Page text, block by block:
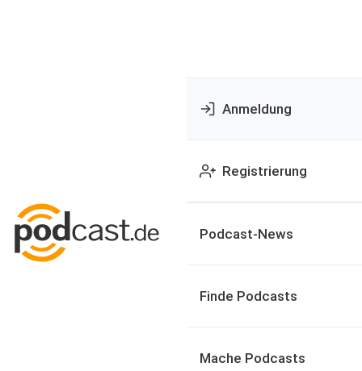
Anmeldung
Registrierung
Podcast-News
Finde Podcasts
Mache Podcasts